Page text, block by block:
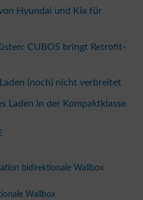
Hyundai und Kia für
CUBOS bringt Retrofit-
(noch) nicht verbreitet
Laden in der Kompaktklasse
bidirektionale Wallbox
Wallbox